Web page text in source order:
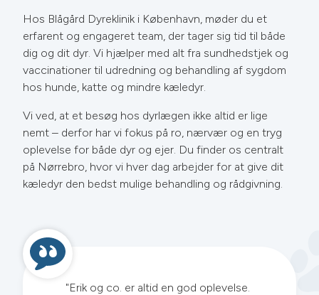
Hos Blågård Dyreklinik i København, møder du et
erfarent og engageret team, der tager sig tid til både
dig og dit dyr. Vi hjælper med alt fra sundhedstjek og
vaccinationer til udredning og behandling af sygdom
hos hunde, katte og mindre kæledyr.
Vi ved, at et besøg hos dyrlægen ikke altid er lige
nemt – derfor har vi fokus på ro, nærvær og en tryg
oplevelse for både dyr og ejer. Du finder os centralt
på Nørrebro, hvor vi hver dag arbejder for at give dit
kæledyr den bedst mulige behandling og rådgivning.
"Erik og co. er altid en god oplevelse.